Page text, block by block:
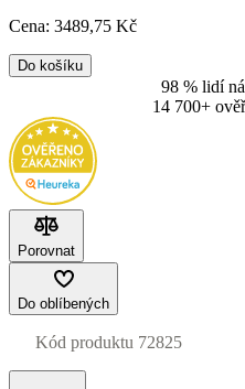
Cena: 3489,75 Kč
Do košíku
98 % lidí
14 700+
Porovnat
Do oblíbených
Kód produktu 72825